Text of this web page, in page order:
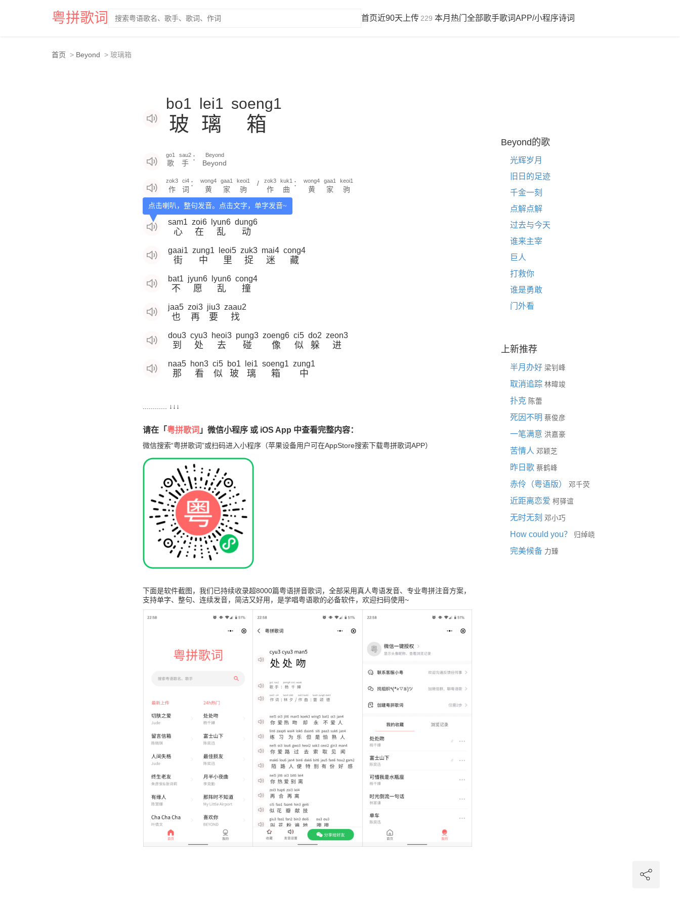
粤拼歌词 首页近90天上传 229 本月热门 全部歌手歌词APP/小程序诗词
首页 Beyond 玻璃箱
玻
bo1
璃
lei1
箱
soeng1
歌
go1
手
sau2 ：
Beyond
Beyond
作
zok3
词
ci4 ：
黄
wong4
家
gaa1
驹
keoi1 /
作
zok3
曲
kuk1 ：
黄
wong4
家
gaa1
驹
keoi1
点击喇叭，整句发音。点击文字，单字发音~
心
sam1
在
zoi6
乱
lyun6
动
dung6
街
gaai1
中
zung1
里
leoi5
捉
zuk3
迷
mai4
藏
cong4
不
bat1
愿
jyun6
乱
lyun6
撞
cong4
也
jaa5
再
zoi3
要
jiu3
找
zaau2
到
dou3
处
cyu3
去
heoi3
碰
pung3
像
zoeng6
似
ci5
躲
do2
进
zeon3
那
naa5
看
hon3
似
ci5
玻
bo1
璃
lei1
箱
soeng1
中
zung1
............ ↓↓↓
请在「 粤拼歌词 」微信小程序 或 iOS App 中查看完整内容：
微信搜索“粤拼歌词”或扫码进入小程序（苹果设备用户可在AppStore搜索下载粤拼歌词APP）
下面是软件截图，我们已持续收录超8000篇粤语拼音歌词，全部采用真人粤语发音、专业粤拼注音方案，
支持单字、整句、连续发音，简洁又好用，是学唱粤语歌的必备软件，欢迎扫码使用~
Beyond的歌
光辉岁月
旧日的足迹
千金一刻
点解点解
过去与今天
谁来主宰
巨人
打救你
谁是勇敢
门外看
上新推荐
半月办好 梁钊峰
取消追踪 林暐竣
扑克 陈蕾
死因不明 蔡俊彦
一笔满意 洪嘉豪
苦情人 邓颖芝
昨日歌 蔡鹤峰
赤伶（粤语版） 邓千荧
近距离恋爱 柯驿谊
无时无刻 邓小巧
How could you？ 归绰峣
完美候备 力臻